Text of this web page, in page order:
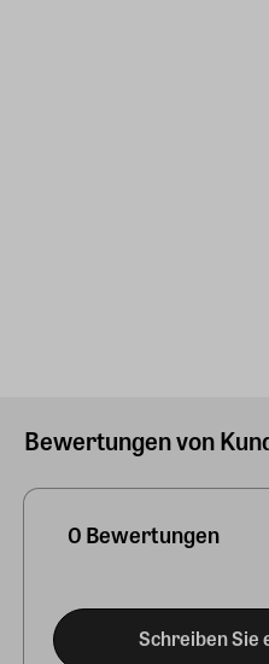
Bewertungen von
0 Bewertungen
Schreiben Sie